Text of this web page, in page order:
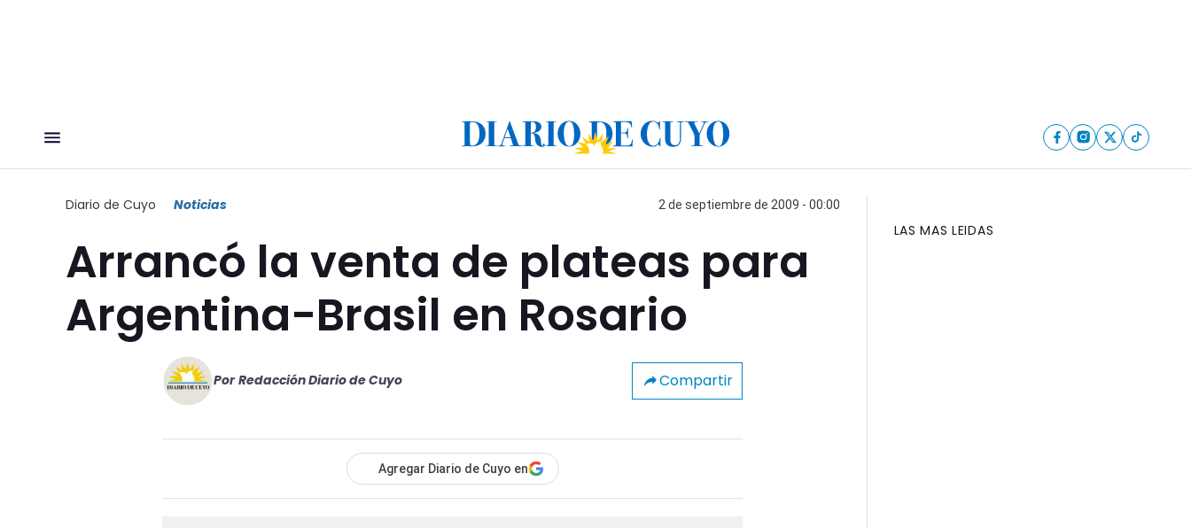
Diario de Cuyo Noticias 2 de septiembre de 2009 - 00:00
Arrancó la venta de plateas para
Argentina-Brasil en Rosario
Por Redacción Diario de Cuyo Compartir
Agregar Diario de Cuyo en
LAS MAS LEIDAS